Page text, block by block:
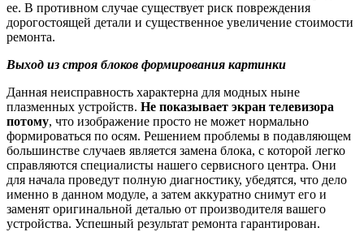
ее. В противном случае существует риск повреждения
дорогостоящей детали и существенное увеличение стоимости
ремонта.
Выход из строя блоков формирования картинки
Данная неисправность характерна для модных ныне
плазменных устройств. Не показывает экран телевизора
потому, что изображение просто не может нормально
формироваться по осям. Решением проблемы в подавляющем
большинстве случаев является замена блока, с которой легко
справляются специалисты нашего сервисного центра. Они
для начала проведут полную диагностику, убедятся, что дело
именно в данном модуле, а затем аккуратно снимут его и
заменят оригинальной деталью от производителя вашего
устройства. Успешный результат ремонта гарантирован.